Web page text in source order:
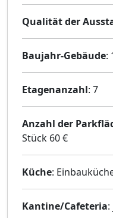
Qualität der
Baujahr-Gebäude:
Etagenanzahl: 7
Anzahl der
Stück 60 €
Küche:
Kantine/Cafeteria: